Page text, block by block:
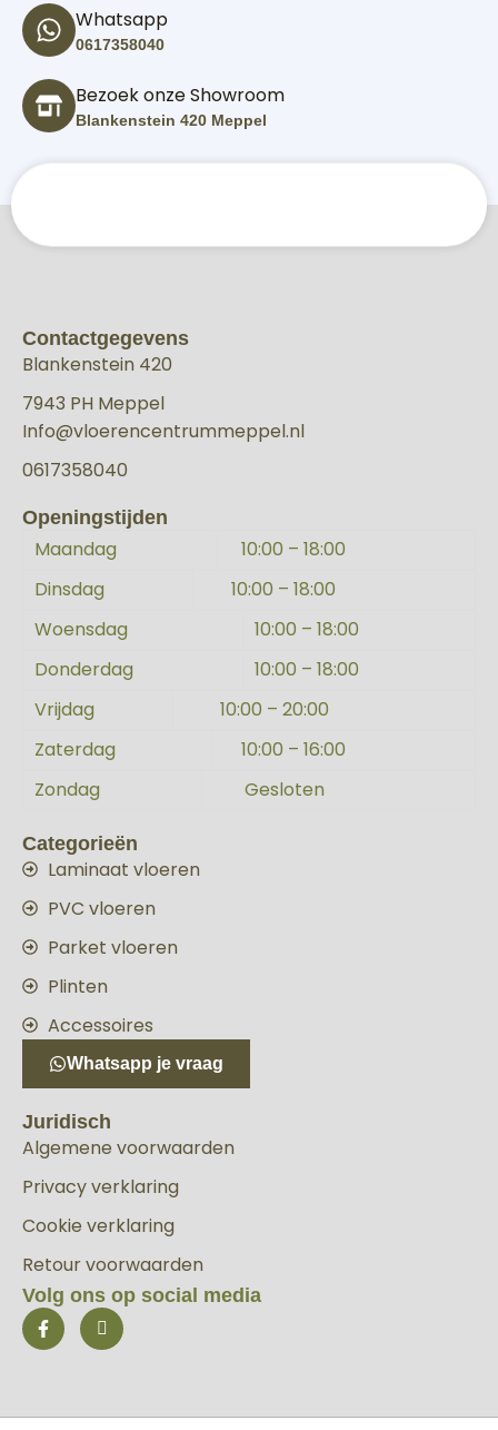
Whatsapp
0617358040
Bezoek onze Showroom
Blankenstein 420 Meppel
Contactgegevens
Blankenstein 420
7943 PH Meppel
Info@vloerencentrummeppel.nl
0617358040
Openingstijden
Maandag
10:00 – 18:00
Dinsdag
10:00 – 18:00
Woensdag
10:00 – 18:00
Donderdag
10:00 – 18:00
Vrijdag
10:00 – 20:00
Zaterdag
10:00 – 16:00
Zondag
Gesloten
Categorieën
Laminaat vloeren
PVC vloeren
Parket vloeren
Plinten
Accessoires
Whatsapp je vraag
Juridisch
Algemene voorwaarden
Privacy verklaring
Cookie verklaring
Retour voorwaarden
Volg ons op social media